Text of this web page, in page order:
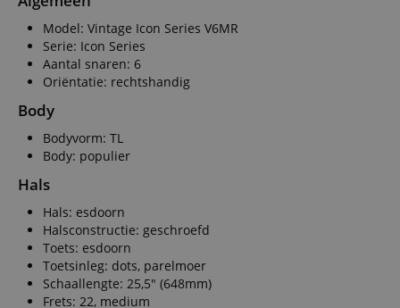
Model: Vintage Icon Series V6MR
Serie: Icon Series
Aantal snaren: 6
Oriëntatie: rechtshandig
Body
Bodyvorm: TL
Body: populier
Hals
Hals: esdoorn
Halsconstructie: geschroefd
Toets: esdoorn
Toetsinleg: dots, parelmoer
Schaallengte: 25,5" (648mm)
Frets: 22, medium